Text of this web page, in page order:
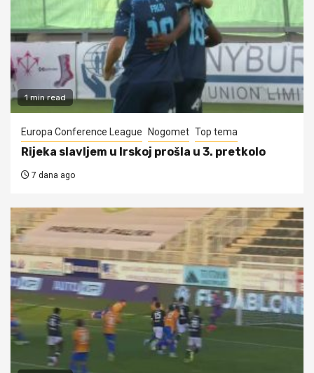
1 min read
Europa Conference League Nogomet Top tema
Rijeka slavljem u Irskoj prošla u 3. pretkolo
7 dana ago